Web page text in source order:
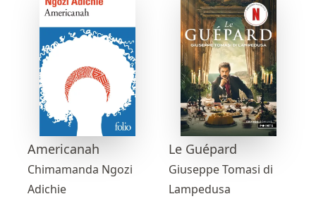
Americanah
Chimamanda Ngozi
Adichie
Le Guépard
Giuseppe Tomasi di
Lampedusa